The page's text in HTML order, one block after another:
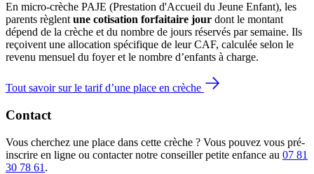
En micro-crèche PAJE (Prestation d'Accueil du Jeune Enfant), les
parents règlent une cotisation forfaitaire jour dont le montant
dépend de la crèche et du nombre de jours réservés par semaine. Ils
reçoivent une allocation spécifique de leur CAF, calculée selon le
revenu mensuel du foyer et le nombre d’enfants à charge.
Tout savoir sur le tarif d’une place en crèche
Contact
Vous cherchez une place dans cette crèche ? Vous pouvez vous pré-
inscrire en ligne ou contacter notre conseiller petite enfance au 07 81
30 78 61 .